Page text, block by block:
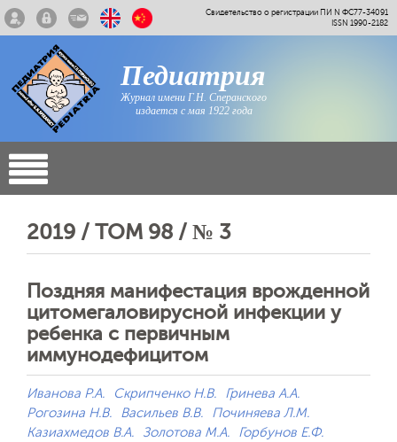
Свидетельство о регистрации ПИ N ФС77-34091
ISSN 1990-2182
Педиатрия
Журнал имени Г.Н. Сперанского
издается с мая 1922 года
2019 / ТОМ 98 / № 3
Поздняя манифестация врожденной
цитомегаловирусной инфекции у
ребенка с первичным
иммунодефицитом
Иванова Р.А. Скрипченко Н.В.
Гринева А.А.
Рогозина Н.В.
Васильев В.В.
Починяева Л.М.
Казиахмедов В.А.
Золотова М.А. Горбунов Е.Ф.